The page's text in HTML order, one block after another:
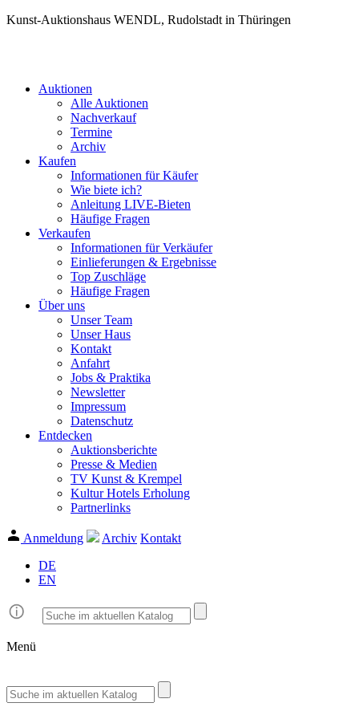
Kunst-Auktionshaus WENDL, Rudolstadt in Thüringen
Auktionen
Alle Auktionen
Nachverkauf
Termine
Archiv
Kaufen
Informationen für Käufer
Wie biete ich?
Anleitung LIVE-Bieten
Häufige Fragen
Verkaufen
Informationen für Verkäufer
Einlieferungen & Ergebnisse
Top Zuschläge
Häufige Fragen
Über uns
Unser Team
Unser Haus
Kontakt
Anfahrt
Jobs & Praktika
Newsletter
Impressum
Datenschutz
Entdecken
Auktionsberichte
Presse & Medien
TV Kunst & Krempel
Kultur Hotels Erholung
Partnerlinks
Anmeldung Archiv Kontakt
DE
EN
Menü